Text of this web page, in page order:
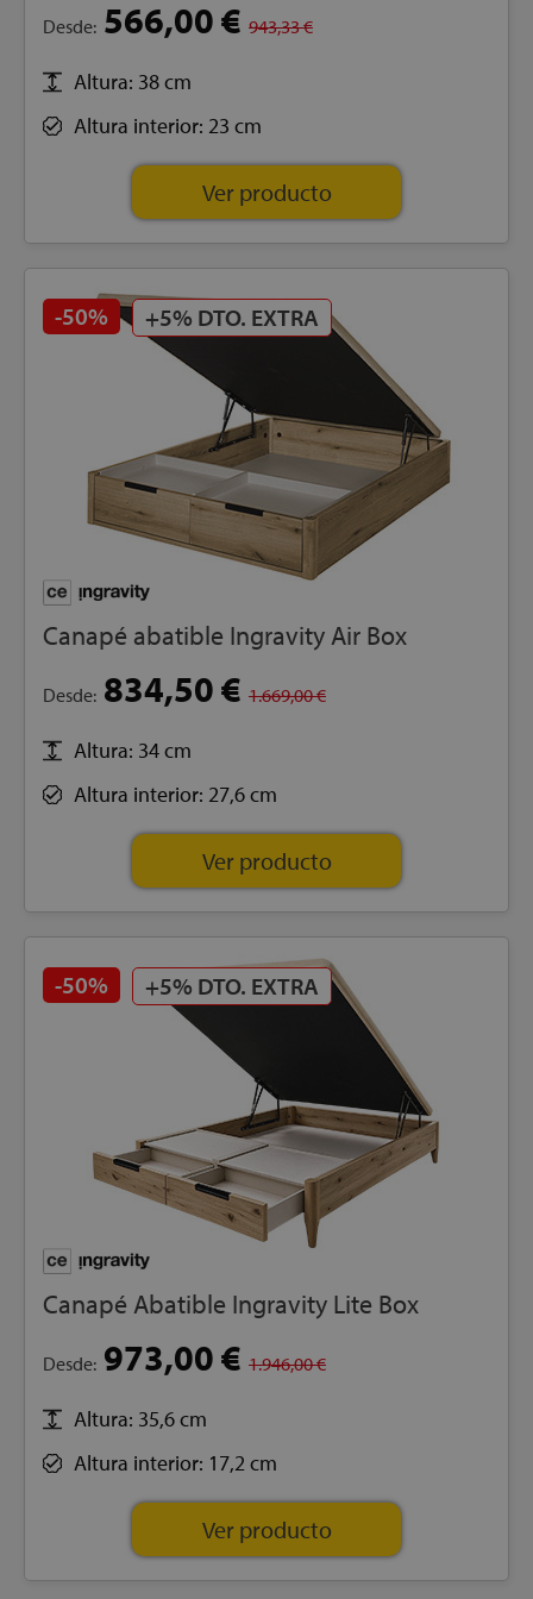
Desde: 566,00 € 943,33 €
Altura: 38 cm
Altura interior: 23 cm
Ver producto
-50% +5% DTO. EXTRA
Canapé abatible Ingravity Air Box
Desde: 834,50 € 1.669,00 €
Altura: 34 cm
Altura interior: 27,6 cm
Ver producto
-50% +5% DTO. EXTRA
Canapé Abatible Ingravity Lite Box
Desde: 973,00 € 1.946,00 €
Altura: 35,6 cm
Altura interior: 17,2 cm
Ver producto